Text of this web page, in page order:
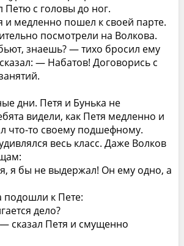
Петю с головы до ног.
и медленно пошел к своей парте.
посмотрели на Волкова.
знаешь? — тихо бросил ему
— Набатов! Договорись с
дни. Петя и Бунька не
видели, как Петя медленно и
что-то своему подшефному.
весь класс. Даже Волков
я бы не выдержал! Он ему одно, а
к Пете:
дело?
сказал Петя и смущенно